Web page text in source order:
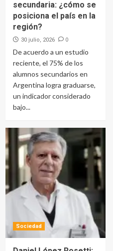
secundaria: ¿cómo se
posiciona el país en la
región?
30 julio, 2026 0
De acuerdo a un estudio
reciente, el 75% de los
alumnos secundarios en
Argentina logra graduarse,
un indicador considerado
bajo...
Sociedad